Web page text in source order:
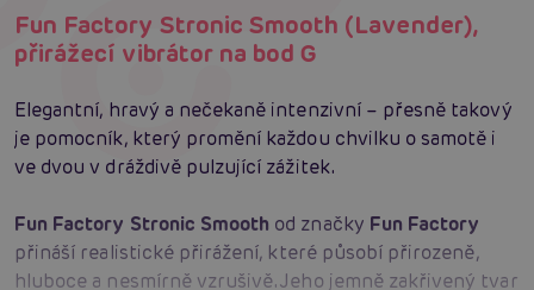
Fun Factory Stronic Smooth (Lavender),
přirážecí vibrátor na bod G
Elegantní, hravý a nečekaně intenzivní – přesně takový
je pomocník, který promění každou chvilku o samotě i
ve dvou v dráždivě pulzující zážitek.
Fun Factory Stronic Smooth od značky Fun Factory
přináší realistické přirážení, které působí přirozeně,
hluboce a nesmírně vzrušivě. Jeho jemně zakřivený tvar